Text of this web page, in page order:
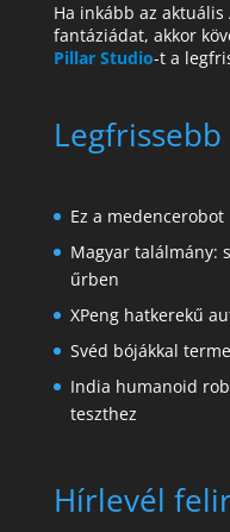
Ha inkább az
fantáziádat, akkor
Pillar Studio-t a
Ez a
Magyar találmány:
űrben
XPeng hatkerekű
Svéd bójákkal
India humanoid
teszthez
Hírlevél